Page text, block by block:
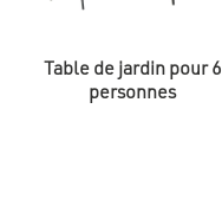
Table de jardin pour 6
personnes